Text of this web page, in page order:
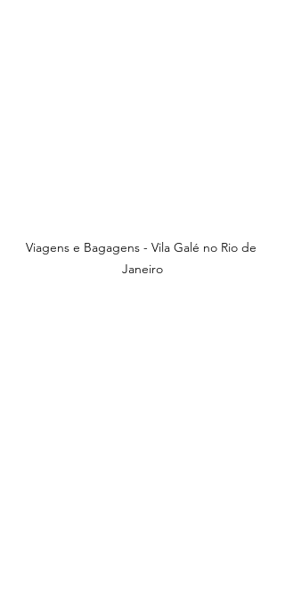
Viagens e Bagagens - Vila Galé no Rio de
Janeiro